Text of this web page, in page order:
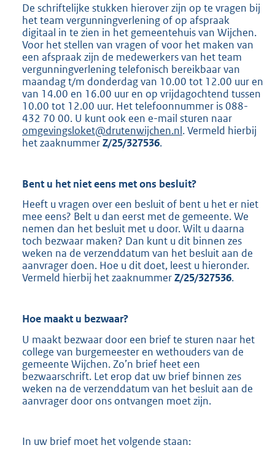
De schriftelijke stukken hierover zijn op te vragen bij
het team vergunningverlening of op afspraak
digitaal in te zien in het gemeentehuis van Wijchen.
Voor het stellen van vragen of voor het maken van
een afspraak zijn de medewerkers van het team
vergunningverlening telefonisch bereikbaar van
maandag t/m donderdag van 10.00 tot 12.00 uur en
van 14.00 en 16.00 uur en op vrijdagochtend tussen
10.00 tot 12.00 uur. Het telefoonnummer is 088-
432 70 00. U kunt ook een e-mail sturen naar
omgevingsloket@drutenwijchen.nl. Vermeld hierbij
het zaaknummerZ/25/327536.
Bent u het niet eens met ons besluit?
Heeft u vragen over een besluit of bent u het er niet
mee eens? Belt u dan eerst met de gemeente. We
nemen dan het besluit met u door. Wilt u daarna
toch bezwaar maken? Dan kunt u dit binnen zes
weken na de verzenddatum van het besluit aan de
aanvrager doen. Hoe u dit doet, leest u hieronder.
Vermeld hierbij het zaaknummerZ/25/327536.
Hoe maakt u bezwaar?
U maakt bezwaar door een brief te sturen naar het
college van burgemeester en wethouders van de
gemeente Wijchen. Zo’n brief heet een
bezwaarschrift. Let erop dat uw brief binnen zes
weken na de verzenddatum van het besluit aan de
aanvrager door ons ontvangen moet zijn.
In uw brief moet het volgende staan: